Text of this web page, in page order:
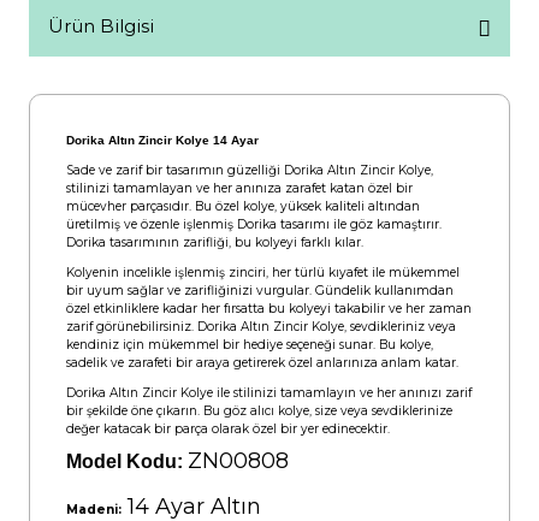
Ürün Bilgisi
Dorika Altın Zincir Kolye 14 Ayar
Sade ve zarif bir tasarımın güzelliği Dorika Altın Zincir Kolye,
stilinizi tamamlayan ve her anınıza zarafet katan özel bir
mücevher parçasıdır. Bu özel kolye, yüksek kaliteli altından
üretilmiş ve özenle işlenmiş Dorika tasarımı ile göz kamaştırır.
Dorika tasarımının zarifliği, bu kolyeyi farklı kılar.
Kolyenin incelikle işlenmiş zinciri, her türlü kıyafet ile mükemmel
bir uyum sağlar ve zarifliğinizi vurgular. Gündelik kullanımdan
özel etkinliklere kadar her fırsatta bu kolyeyi takabilir ve her zaman
zarif görünebilirsiniz. Dorika Altın Zincir Kolye, sevdikleriniz veya
kendiniz için mükemmel bir hediye seçeneği sunar. Bu kolye,
sadelik ve zarafeti bir araya getirerek özel anlarınıza anlam katar.
Dorika Altın Zincir Kolye ile stilinizi tamamlayın ve her anınızı zarif
bir şekilde öne çıkarın. Bu göz alıcı kolye, size veya sevdiklerinize
değer katacak bir parça olarak özel bir yer edinecektir.
Model Kodu: ZN00808
Madeni: 14 Ayar Altın